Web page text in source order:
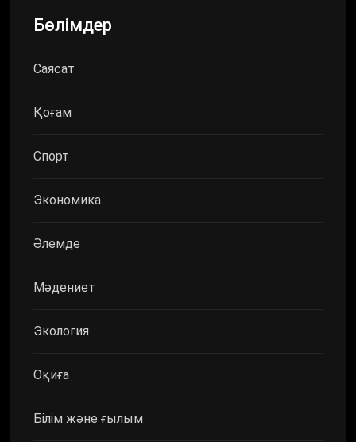
Бөлімдер
Саясат
Қоғам
Спорт
Экономика
Әлемде
Мәдениет
Экология
Оқиға
Білім және ғылым